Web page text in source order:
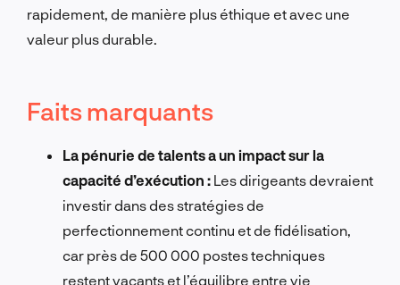
rapidement, de manière plus éthique et avec une
valeur plus durable.
Faits marquants
La pénurie de talents a un impact sur la
capacité d’exécution : Les dirigeants devraient
investir dans des stratégies de
perfectionnement continu et de fidélisation,
car près de 500 000 postes techniques
restent vacants et l’équilibre entre vie